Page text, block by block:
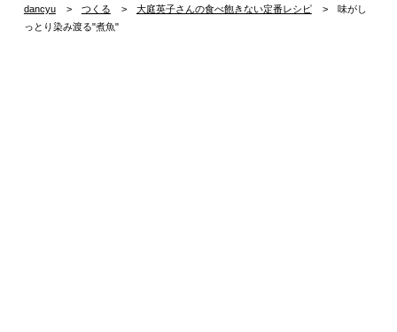
dancyu つくる 大庭英子さんの食べ飽きない定番レシピ
味がし
っとり染み渡る"煮魚"